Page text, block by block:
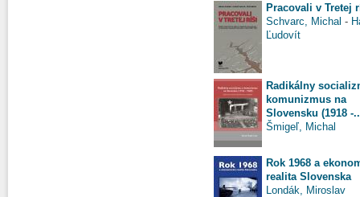
Pracovali v Tretej
Schvarc, Michal -
Ľudovít
Radikálny
komunizmus na
Slovensku (1918 -
Šmigeľ, Michal
Rok 1968 a
realita Slovenska
Londák, Miroslav